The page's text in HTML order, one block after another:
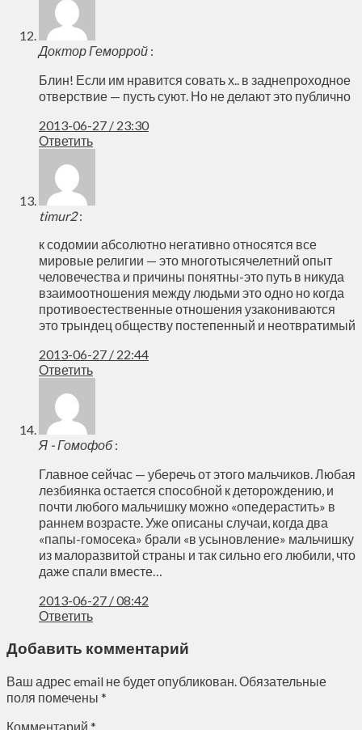
Доктор Геморрой :
Блин! Если им нравится совать х.. в заднепроходное
отверствие — пусть суют. Но не делают это публично
2013-06-27 / 23:30
Ответить
timur2 :
к содомии абсолютно негативно относятся все
мировые религии — это многотысячелетний опыт
человечества и причины понятны-это путь в никуда
взаимоотношения между людьми это одно но когда
противоестественные отношения узакониваются
это трындец обществу постепенный и неотвратимый
2013-06-27 / 22:44
Ответить
Я - Гомофоб :
Главное сейчас — уберечь от этого мальчиков. Любая
лезбиянка остается способной к деторождению, и
почти любого мальчишку можно «опедерастить» в
раннем возрасте. Уже описаны случаи, когда два
«папы-гомосека» брали «в усыновление» мальчишку
из малоразвитой страны и так сильно его любили, что
даже спали вместе…
2013-06-27 / 08:42
Ответить
Добавить комментарий
Ваш адрес email не будет опубликован. Обязательные
поля помечены *
Комментарий *